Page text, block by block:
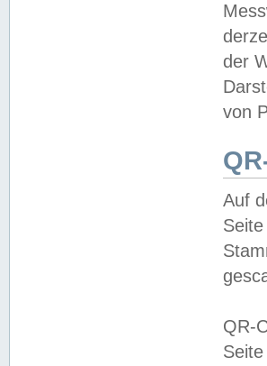
der
von
Auf
QR-